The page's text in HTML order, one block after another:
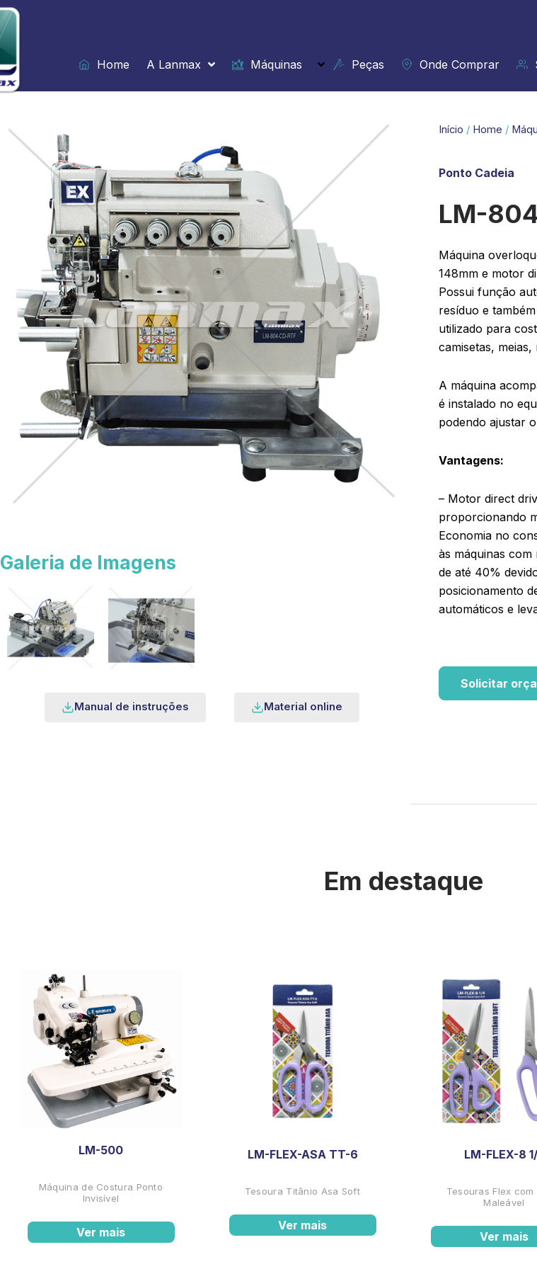
Ir
para
o
conteúdo
Home
A Lanmax Máquinas Peças Onde Comprar
Galeria de Imagens
Manual de instruções Material online
Início / Home /
Ponto Cadeia
LM-
Máquina
148mm e motor
Possui função
resíduo e
utilizado para
camisetas,
A máquina
é instalado no
podendo ajustar
Vantagens:
– Motor direct
proporcionando
Economia no
às máquinas
de até 40%
posicionamento
automáticos e
Solicitar
Em destaque
LM-500
Máquina de Costura Ponto
Invisível
Ver mais
LM-FLEX-ASA TT-6
Tesoura Titânio Asa Soft
Ver mais
LM-FLEX-8
Tesouras Flex com
Maleável
Ver mais